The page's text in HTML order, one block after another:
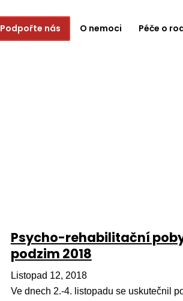
Podpořte nás O nemoci Péče o
Psycho-rehabilitační
podzim 2018
Listopad 12, 2018
Ve dnech 2.-4. listopadu se uskutečnil